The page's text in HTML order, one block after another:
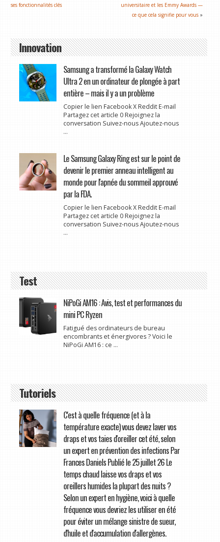
ses fonctionnalités clés
universitaire et les Emmy Awards —
ce que cela signifie pour vous »
Innovation
Samsung a transformé la Galaxy Watch
Ultra 2 en un ordinateur de plongée à part
entière – mais il y a un problème
Copier le lien Facebook X Reddit E-mail
Partagez cet article 0 Rejoignez la
conversation Suivez-nous Ajoutez-nous
...
Le Samsung Galaxy Ring est sur le point de
devenir le premier anneau intelligent au
monde pour l'apnée du sommeil approuvé
par la FDA.
Copier le lien Facebook X Reddit E-mail
Partagez cet article 0 Rejoignez la
conversation Suivez-nous Ajoutez-nous
...
Test
NiPoGi AM16 : Avis, test et performances du
mini PC Ryzen
Fatigué des ordinateurs de bureau
encombrants et énergivores ? Voici le
NiPoGi AM16 : ce ...
Tutoriels
C'est à quelle fréquence (et à la
température exacte) vous devez laver vos
draps et vos taies d'oreiller cet été, selon
un expert en prévention des infections Par
Frances Daniels Publié le 25 juillet 26 Le
temps chaud laisse vos draps et vos
oreillers humides la plupart des nuits ?
Selon un expert en hygiène, voici à quelle
fréquence vous devriez les utiliser en été
pour éviter un mélange sinistre de sueur,
d'huile et d'accumulation d'allergènes.